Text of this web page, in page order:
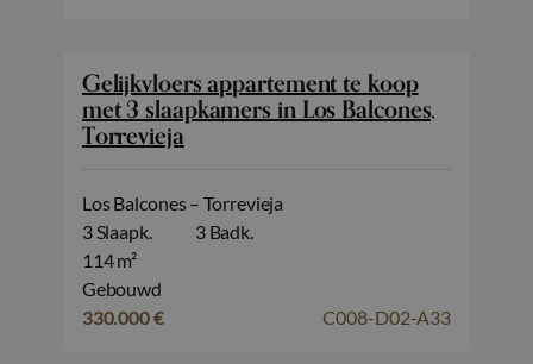
Gelijkvloers appartement te koop
met 3 slaapkamers in Los Balcones,
Torrevieja
Los Balcones – Torrevieja
3 Slaapk.
3 Badk.
114 m²
Gebouwd
330.000 €
C008-D02-A33